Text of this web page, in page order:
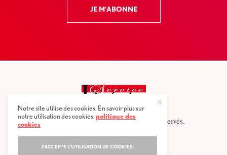
JE M'ABONNE
2025 © Service littéraire, tous droits réservés.
Notre site utilise des cookies. En savoir plus sur
notre utilisation des cookies:politique des
cookies
J'ACCEPTE L'UTILISATION DE COOKIES.